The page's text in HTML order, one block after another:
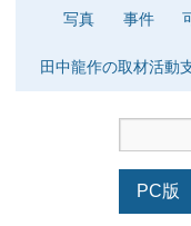
写真
事件
田中龍作の取材活動
PC版